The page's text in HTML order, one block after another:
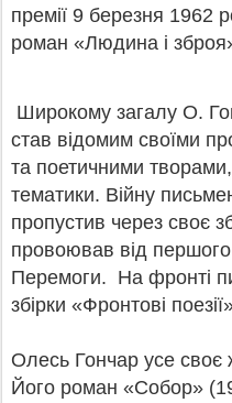
премії 9 березня 1962
роман «Людина і
Широкому загалу О.
став відомим своїми
та поетичними
тематики. Війну
пропустив через своє
провоював від
Перемоги. На фронті
збірки «Фронтові
Олесь Гончар усе своє
Його роман «Собор»